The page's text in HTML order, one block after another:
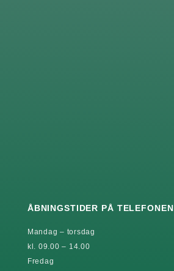
ÅBNINGSTIDER PÅ TELEFONEN
Mandag – torsdag
kl. 09.00 – 14.00
Fredag